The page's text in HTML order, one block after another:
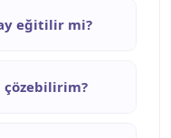
eğitilir mi?
çözebilirim?